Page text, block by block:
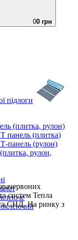
00 грн
(плитка, рулон)
панель (плитка)
панель (рулон)
рулон,
підлоги
систем Тепла
СНД.На ринку з